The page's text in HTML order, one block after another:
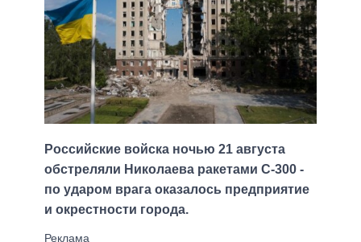
Российские войска ночью 21 августа
обстреляли Николаева ракетами С-300 -
по ударом врага оказалось предприятие
и окрестности города.